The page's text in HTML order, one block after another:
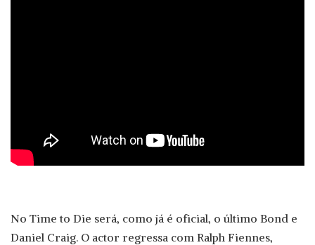
No Time to Die será, como já é oficial, o último Bond e
Daniel Craig. O actor regressa com Ralph Fiennes,